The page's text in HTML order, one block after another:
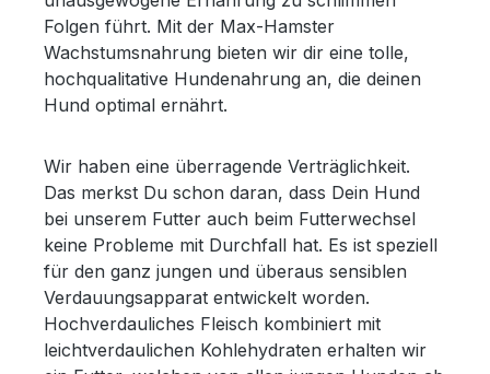
Folgen führt. Mit der Max-Hamster
Wachstumsnahrung bieten wir dir eine tolle,
hochqualitative Hundenahrung an, die deinen
Hund optimal ernährt.
Wir haben eine überragende Verträglichkeit.
Das merkst Du schon daran, dass Dein Hund
bei unserem Futter auch beim Futterwechsel
keine Probleme mit Durchfall hat. Es ist speziell
für den ganz jungen und überaus sensiblen
Verdauungsapparat entwickelt worden.
Hochverdauliches Fleisch kombiniert mit
leichtverdaulichen Kohlehydraten erhalten wir